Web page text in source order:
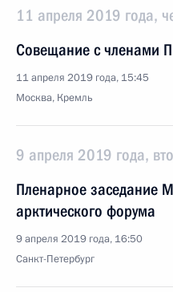
11 апреля 2019 года,
Совещание с членами
11 апреля 2019 года, 15:45
Москва, Кремль
9 апреля 2019 года,
Пленарное заседание
арктического форума
9 апреля 2019 года, 16:50
Санкт-Петербург